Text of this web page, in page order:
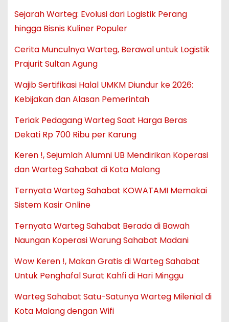
Sejarah Warteg: Evolusi dari Logistik Perang
hingga Bisnis Kuliner Populer
Cerita Munculnya Warteg, Berawal untuk Logistik
Prajurit Sultan Agung
Wajib Sertifikasi Halal UMKM Diundur ke 2026:
Kebijakan dan Alasan Pemerintah
Teriak Pedagang Warteg Saat Harga Beras
Dekati Rp 700 Ribu per Karung
Keren !, Sejumlah Alumni UB Mendirikan Koperasi
dan Warteg Sahabat di Kota Malang
Ternyata Warteg Sahabat KOWATAMI Memakai
Sistem Kasir Online
Ternyata Warteg Sahabat Berada di Bawah
Naungan Koperasi Warung Sahabat Madani
Wow Keren !, Makan Gratis di Warteg Sahabat
Untuk Penghafal Surat Kahfi di Hari Minggu
Warteg Sahabat Satu-Satunya Warteg Milenial di
Kota Malang dengan Wifi